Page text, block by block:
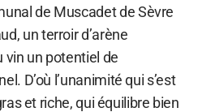
de Muscadet de Sèvre
un terroir d’arène
vin un potentiel de
D’où l’unanimité qui s’est
et riche, qui équilibre bien